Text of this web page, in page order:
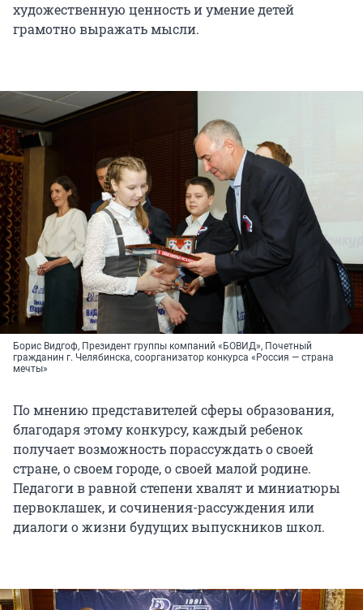
художественную ценность и умение детей
грамотно выражать мысли.
Борис Видгоф, Президент группы компаний «БОВИД», Почетный
гражданин г. Челябинска, соорганизатор конкурса «Россия — страна
мечты»
По мнению представителей сферы образования,
благодаря этому конкурсу, каждый ребенок
получает возможность порассуждать о своей
стране, о своем городе, о своей малой родине.
Педагоги в равной степени хвалят и миниатюры
первоклашек, и сочинения-рассуждения или
диалоги о жизни будущих выпускников школ.